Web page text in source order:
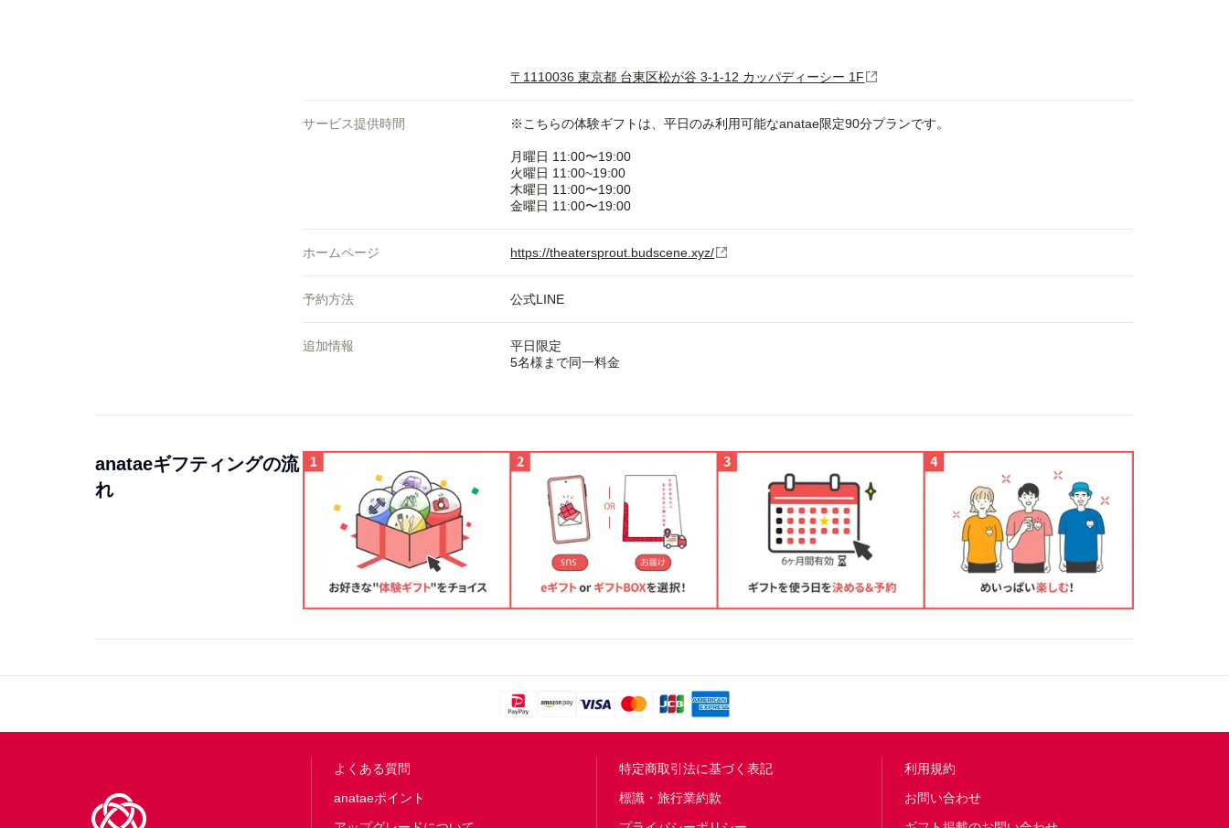
〒1110036 東京都 台東区松が谷 3-1-12 カッパディーシー 1F
サービス提供時間 ※こちらの体験ギフトは、平日のみ利用可能なanatae限定90分プランです。
月曜日 11:00〜19:00
火曜日 11:00~19:00
木曜日 11:00〜19:00
金曜日 11:00〜19:00
ホームページ https://theatersprout.budscene.xyz/
予約方法 公式LINE
追加情報
平日限定
5名様まで同一料金
anataeギフティングの流
れ
よくある質問
anataeポイント
特定商取引法に基づく表記
標識・旅行業約款
利用規約
お問い合わせ